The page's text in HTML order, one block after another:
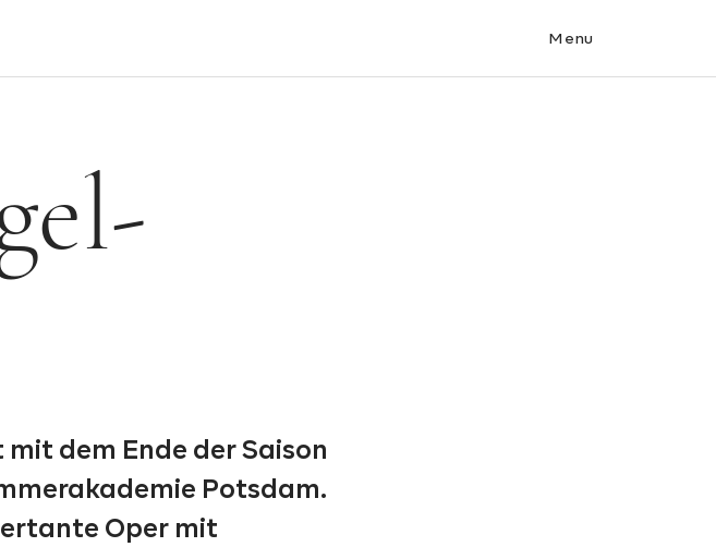
Menu
dem Ende der Saison
Potsdam.
Oper mit